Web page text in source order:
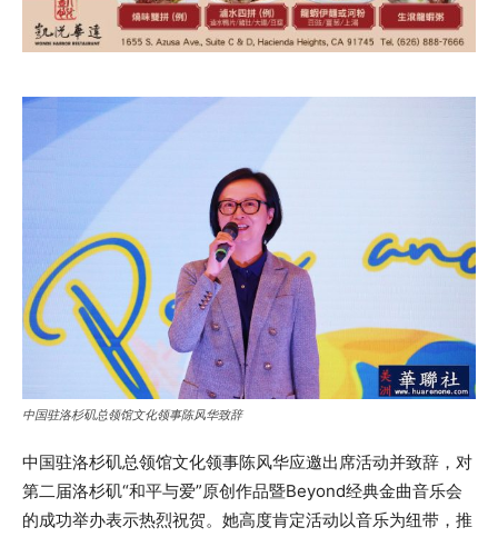
中国驻洛杉矶总领馆文化领事陈风华致辞
中国驻洛杉矶总领馆文化领事陈风华应邀出席活动并致辞，对
第二届洛杉矶“和平与爱”原创作品暨Beyond经典金曲音乐会
的成功举办表示热烈祝贺。她高度肯定活动以音乐为纽带，推